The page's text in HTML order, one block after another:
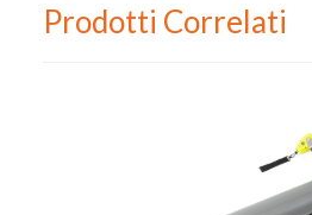
Prodotti Correlati